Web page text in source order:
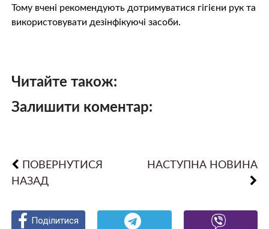
Тому вчені рекомендують дотримуватися гігієни рук та
використовувати дезінфікуючі засоби.
Читайте також:
Залишити коментар:
ПОВЕРНУТИСЯ
НАЗАД
НАСТУПНА НОВИНА
Поділитися